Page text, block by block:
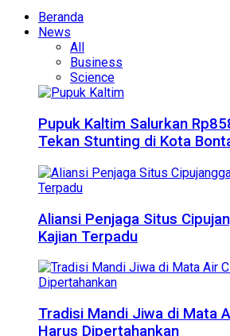
Beranda
News
All
Business
Science
Pupuk Kaltim Salurkan
Tekan Stunting di Kota
Aliansi Penjaga Situs
Kajian Terpadu
Tradisi Mandi Jiwa di Mata
Harus Dipertahankan